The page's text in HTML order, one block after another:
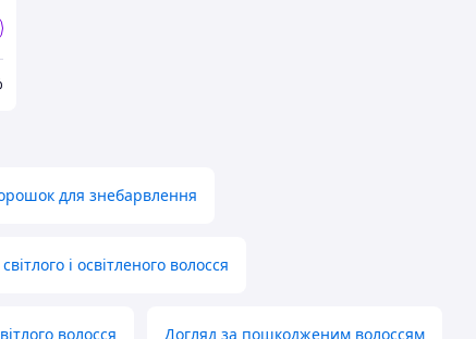
для знебарвлення
і освітленого волосся
волосся Догляд за пошкодженим волоссям